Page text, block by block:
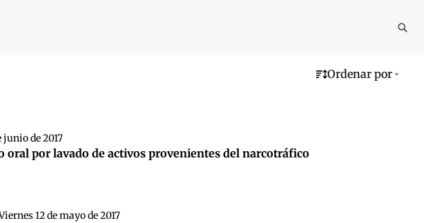
Ordenar por
junio de 2017
oral por lavado de activos provenientes del narcotráfico
12 de mayo de 2017